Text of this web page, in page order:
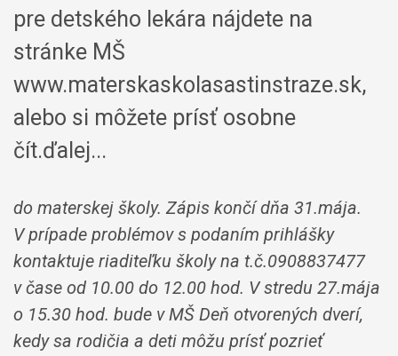
pre detského lekára nájdete na
stránke MŠ
www.materskaskolasastinstraze.sk,
alebo si môžete prísť osobne
čít.ďalej...
do materskej školy. Zápis končí dňa 31.mája.
V prípade problémov s podaním prihlášky
kontaktuje riaditeľku školy na t.č.0908837477
v čase od 10.00 do 12.00 hod. V stredu 27.mája
o 15.30 hod. bude v MŠ Deň otvorených dverí,
kedy sa rodičia a deti môžu prísť pozrieť